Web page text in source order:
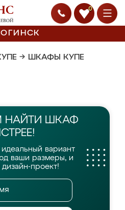
0
→ ШКАФЫ КУПЕ
НАЙТИ ШКАФ
вариант
ваши размеры, и
проект!